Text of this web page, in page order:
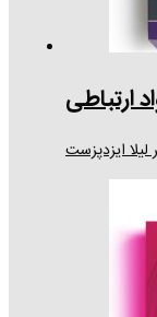
ارتباطی
لیلا ایزدپزست